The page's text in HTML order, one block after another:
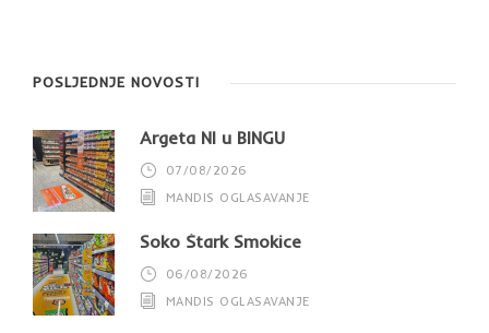
POSLJEDNJE NOVOSTI
Argeta NI u BINGU
07/08/2026
MANDIS OGLASAVANJE
Soko Štark Smokice
06/08/2026
MANDIS OGLASAVANJE